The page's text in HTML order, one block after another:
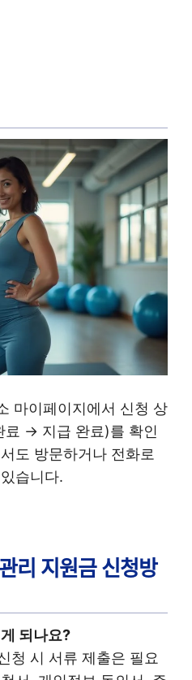
마이페이지에서 신청 상
→ 지급 완료)를 확인
도 방문하거나 전화로
습니다.
지원금 신청방
되나요?
청 시 서류 제출은 필요